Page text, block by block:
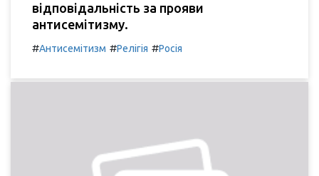
відповідальність за прояви
антисемітизму.
#Антисемітизм #Релігія #Росія